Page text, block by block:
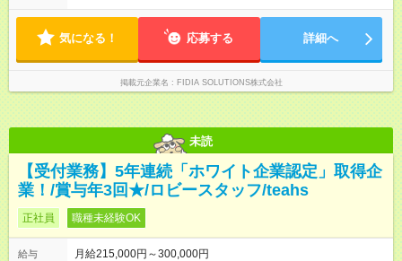
気になる！ 応募する 詳細へ
掲載元企業名 FIDIA SOLUTIONS株式会社
未読
【受付業務】5年連続「ホワイト企業認定」取得企
業！/賞与年3回★/ロビースタッフ/teahs
正社員 職種未経験OK
給与
月給215,000円～300,000円